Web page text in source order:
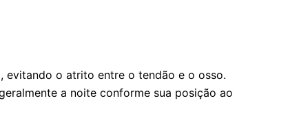
evitando o atrito entre o tendão e o osso.
a noite conforme sua posição ao